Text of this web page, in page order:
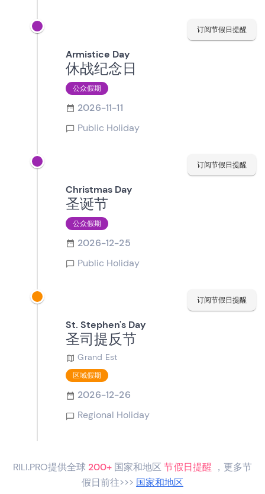
订阅节假日提醒
Armistice Day
休战纪念日
公众假期
2026-11-11
Public Holiday
订阅节假日提醒
Christmas Day
圣诞节
公众假期
2026-12-25
Public Holiday
订阅节假日提醒
St. Stephen's Day
圣司提反节
Grand Est
区域假期
2026-12-26
Regional Holiday
RILI.PRO提供全球 200+ 国家和地区节假日提醒 ，更多节
假日前往>>> 国家和地区